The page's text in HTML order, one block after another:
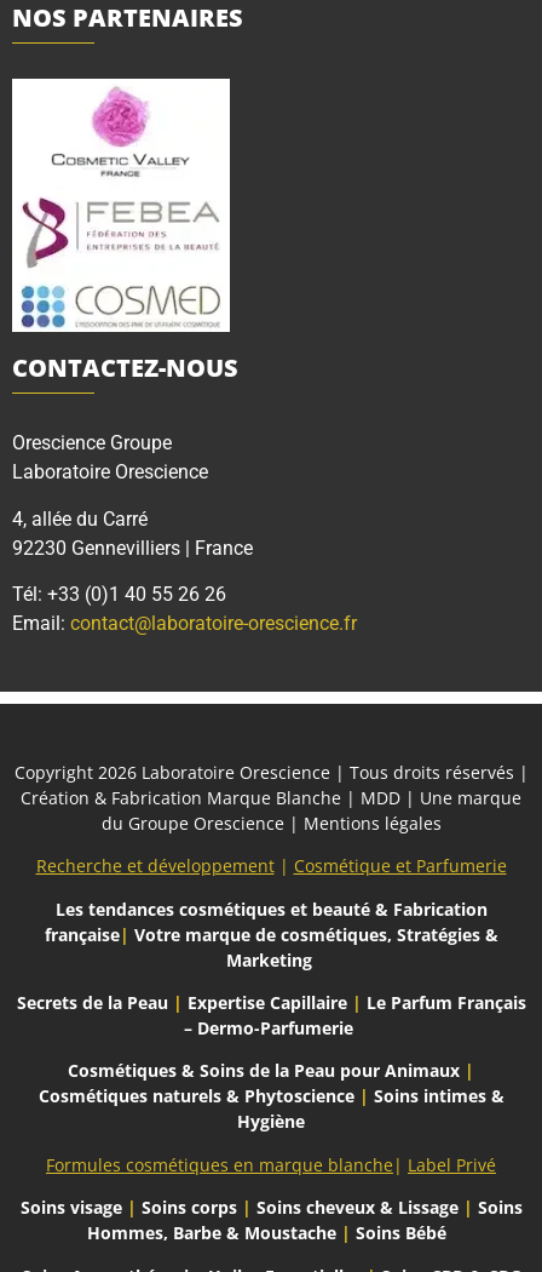
NOS PARTENAIRES
CONTACTEZ-NOUS
Orescience Groupe
Laboratoire Orescience
4, allée du Carré
92230 Gennevilliers | France
Tél: +33 (0)1 40 55 26 26
Email: contact@laboratoire-orescience.fr
Copyright 2026 Laboratoire Orescience | Tous droits réservés |
Création & Fabrication Marque Blanche | MDD | Une marque
du Groupe Orescience| Mentions légales
Recherche et développement| Cosmétique et Parfumerie
Les tendances cosmétiques et beauté& Fabrication
française| Votre marque de cosmétiques, Stratégies &
Marketing
Secrets de la Peau | Expertise Capillaire| Le Parfum Français
– Dermo-Parfumerie
Cosmétiques & Soins de la Peau pour Animaux |
Cosmétiques naturels & Phytoscience | Soins intimes &
Hygiène
Formules cosmétiques en marque blanche | Label Privé
Soins visage | Soins corps | Soins cheveux & Lissage| Soins
Hommes, Barbe & Moustache | Soins Bébé